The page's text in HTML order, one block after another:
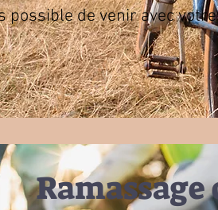
possible de venir avec